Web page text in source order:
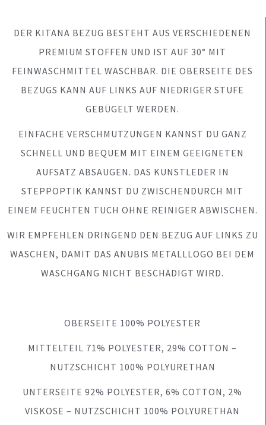
DER KITANA BEZUG BESTEHT AUS VERSCHIEDENEN
PREMIUM STOFFEN UND IST AUF 30° MIT
FEINWASCHMITTEL WASCHBAR. DIE OBERSEITE DES
BEZUGS KANN AUF LINKS AUF NIEDRIGER STUFE
GEBÜGELT WERDEN.
EINFACHE VERSCHMUTZUNGEN KANNST DU GANZ
SCHNELL UND BEQUEM MIT EINEM GEEIGNETEN
AUFSATZ ABSAUGEN. DAS KUNSTLEDER IN
STEPPOPTIK KANNST DU ZWISCHENDURCH MIT
EINEM FEUCHTEN TUCH OHNE REINIGER ABWISCHEN.
WIR EMPFEHLEN DRINGEND DEN BEZUG AUF LINKS ZU
WASCHEN, DAMIT DAS ANUBIS METALLLOGO BEI DEM
WASCHGANG NICHT BESCHÄDIGT WIRD.
OBERSEITE 100% POLYESTER
MITTELTEIL 71% POLYESTER, 29% COTTON –
NUTZSCHICHT 100% POLYURETHAN
UNTERSEITE 92% POLYESTER, 6% COTTON, 2%
VISKOSE – NUTZSCHICHT 100% POLYURETHAN